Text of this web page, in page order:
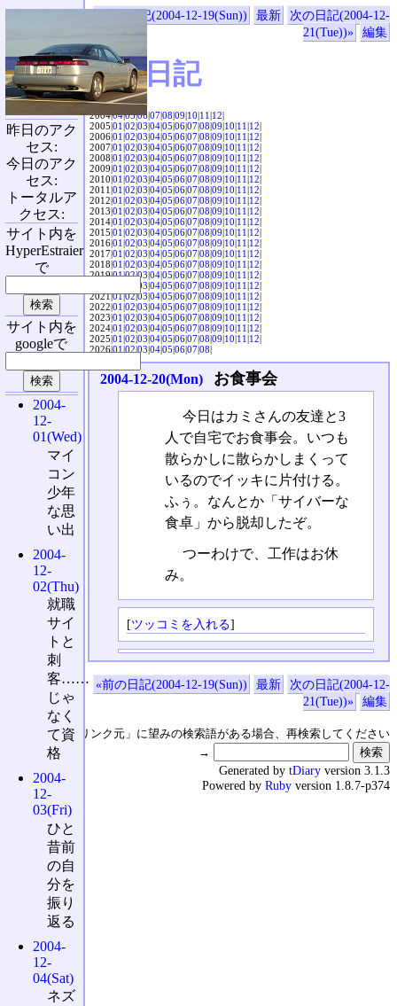
«前の日記(2004-12-19(Sun)) 最新
次の日記(2004-12-
21(Tue))»
編集
SVX日記
2004|04|05|06|07|08|09|10|11|12|
2005|01|02|03|04|05|06|07|08|09|10|11|12|
2006|01|02|03|04|05|06|07|08|09|10|11|12|
2007|01|02|03|04|05|06|07|08|09|10|11|12|
2008|01|02|03|04|05|06|07|08|09|10|11|12|
2009|01|02|03|04|05|06|07|08|09|10|11|12|
2010|01|02|03|04|05|06|07|08|09|10|11|12|
2011|01|02|03|04|05|06|07|08|09|10|11|12|
2012|01|02|03|04|05|06|07|08|09|10|11|12|
2013|01|02|03|04|05|06|07|08|09|10|11|12|
2014|01|02|03|04|05|06|07|08|09|10|11|12|
2015|01|02|03|04|05|06|07|08|09|10|11|12|
2016|01|02|03|04|05|06|07|08|09|10|11|12|
2017|01|02|03|04|05|06|07|08|09|10|11|12|
2018|01|02|03|04|05|06|07|08|09|10|11|12|
2019|01|02|03|04|05|06|07|08|09|10|11|12|
03|04|05|06|07|08|09|10|11|12|
2021|01|02|03|04|05|06|07|08|09|10|11|12|
2022|01|02|03|04|05|06|07|08|09|10|11|12|
2023|01|02|03|04|05|06|07|08|09|10|11|12|
2024|01|02|03|04|05|06|07|08|09|10|11|12|
2025|01|02|03|04|05|06|07|08|09|10|11|12|
2026|01|02|03|04|05|06|07|08|
2004-12-20(Mon) お食事会
今日はカミさんの友達と3
人で自宅でお食事会。いつも
散らかしに散らかしまくって
いるのでイッキに片付ける。
ふぅ。なんとか「サイバーな
食卓」から脱却したぞ。
つーわけで、工作はお休
み。
[ツッコミを入れる]
«前の日記(2004-12-19(Sun)) 最新
次の日記(2004-12-
21(Tue))»
編集
↑の「本日のリンク元」に望みの検索語がある場合、再検索してください
→
昨日のアク
セス:
今日のアク
セス:
トータルア
クセス:
サイト内を
HyperEstraier
で
サイト内を
googleで
2004-
12-
01(Wed)
マイ
コン
少年
な思
い出
2004-
12-
02(Thu)
就職
サイ
トと
刺
客……
じゃ
なく
て資
格
2004-
12-
03(Fri)
ひと
昔前
の自
分を
振り
返る
2004-
12-
04(Sat)
ネズ
Generated by tDiary version 3.1.3
Powered by Ruby version 1.8.7-p374